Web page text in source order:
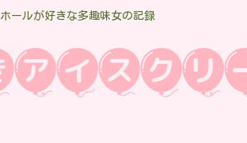
ールが好きな多趣味女の記録